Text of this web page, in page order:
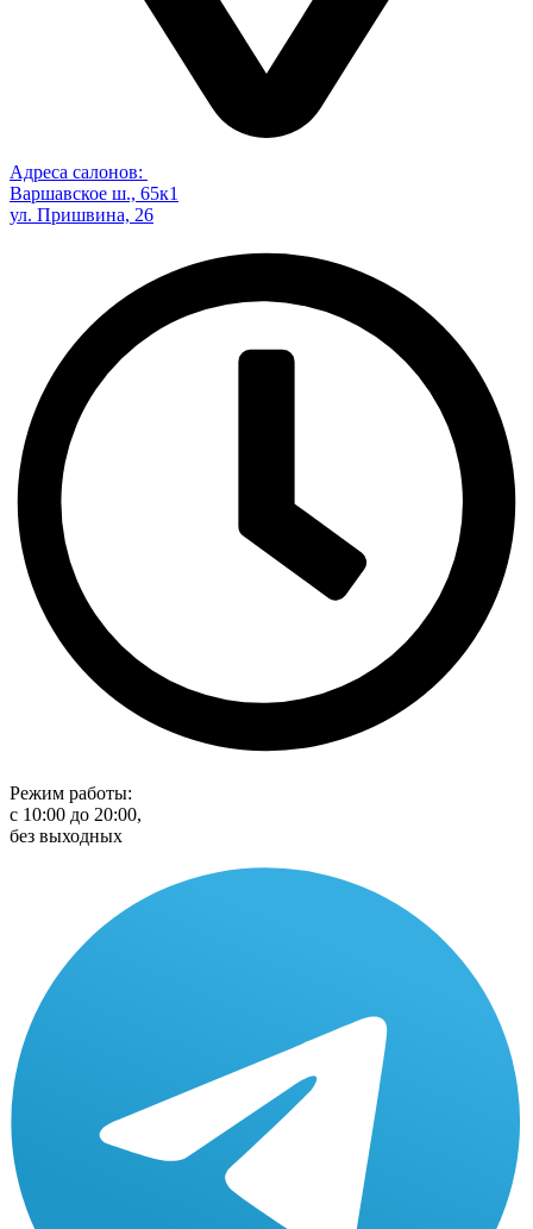
Адреса салонов:
Варшавское ш., 65к1
ул. Пришвина, 26
Режим работы:
с 10:00 до 20:00,
без выходных